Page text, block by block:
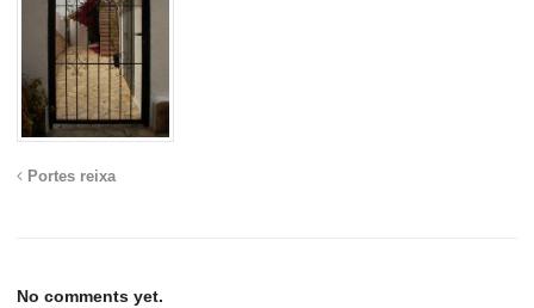
Portes reixa
No comments yet.